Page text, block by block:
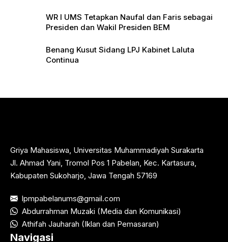
WR I UMS Tetapkan Naufal dan Faris sebagai
Presiden dan Wakil Presiden BEM
Benang Kusut Sidang LPJ Kabinet Laluta
Continua
Griya Mahasiswa, Universitas Muhammadiyah Surakarta
Jl. Ahmad Yani, Tromol Pos 1 Pabelan, Kec. Kartasura,
Kabupaten Sukoharjo, Jawa Tengah 57169
lpmpabelanums@gmail.com
Abdurrahman Muzaki (Media dan Komunikasi)
Athifah Jauharah (Iklan dan Pemasaran)
Navigasi